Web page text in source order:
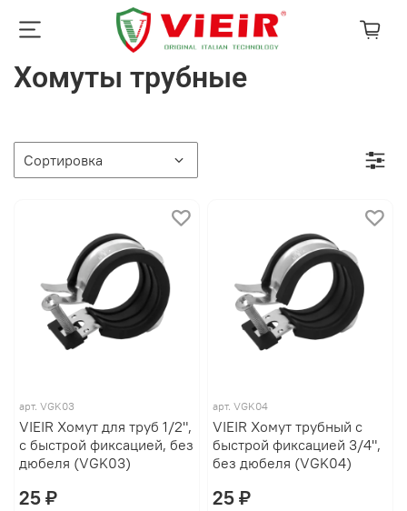
Хомуты трубные
арт. VGK03
VIEIR Хомут для труб 1/2",
с быстрой фиксацией, без
дюбеля (VGK03)
25 ₽
арт. VGK04
VIEIR Хомут трубный с
быстрой фиксацией 3/4",
без дюбеля (VGK04)
25 ₽